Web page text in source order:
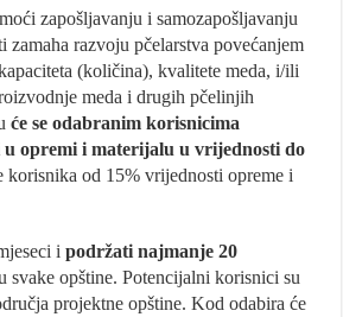
zapošljavanju i samozapošljavanju
zamaha razvoju pčelarstva povećanjem
(količina), kvalitete meda, i/ili
meda i drugih pčelinjih
će se odabranim korisnicima
opremi i materijalu u vrijednosti do
korisnika od 15% vrijednosti opreme i
ipodržati najmanje 20
svake opštine. Potencijalni korisnici su
projektne opštine. Kod odabira će